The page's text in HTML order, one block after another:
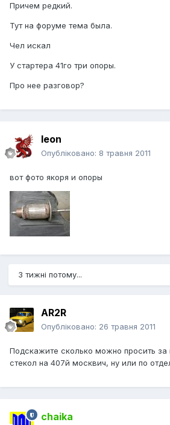
Причем редкий.
Тут на форуме тема была.
Чел искал
У стартера 41го три опоры.
Про нее разговор?
leon
Опубліковано: 8 травня 2011
вот фото якоря и опоры
3 тижні потому...
AR2R
Опубліковано: 26 травня 2011
Подскажите сколько можно просить за
стекол на 407й москвич, ну или по
chaika